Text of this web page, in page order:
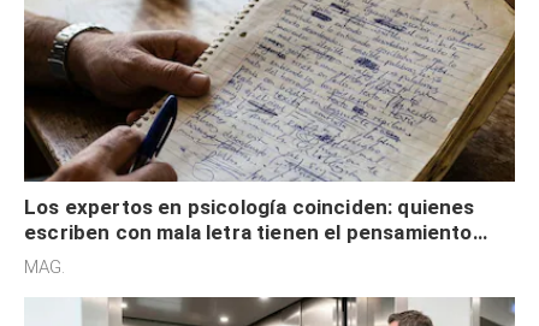
Los expertos en psicología coinciden: quienes
escriben con mala letra tienen el pensamiento
acelerado y no lo hacen por desinterés
MAG.